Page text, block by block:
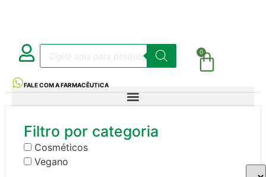
0
FALE COM A FARMACÊUTICA
Filtro por categoria
Cosméticos
Vegano